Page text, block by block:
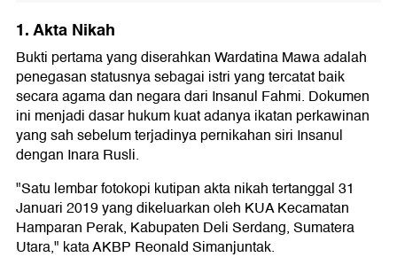
1. Akta Nikah
Bukti pertama yang diserahkan Wardatina Mawa adalah
penegasan statusnya sebagai istri yang tercatat baik
secara agama dan negara dari Insanul Fahmi. Dokumen
ini menjadi dasar hukum kuat adanya ikatan perkawinan
yang sah sebelum terjadinya pernikahan siri Insanul
dengan Inara Rusli.
"Satu lembar fotokopi kutipan akta nikah tertanggal 31
Januari 2019 yang dikeluarkan oleh KUA Kecamatan
Hamparan Perak, Kabupaten Deli Serdang, Sumatera
Utara," kata AKBP Reonald Simanjuntak.